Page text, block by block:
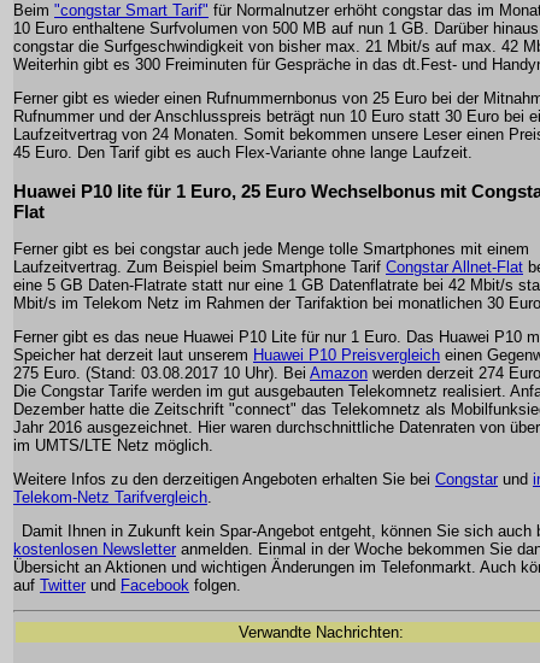
Beim "congstar Smart Tarif" für Normalnutzer erhöht congstar das im
10 Euro enthaltene Surfvolumen von 500 MB auf nun 1 GB. Darüber
congstar die Surfgeschwindigkeit von bisher max. 21 Mbit/s auf max. 42
Weiterhin gibt es 300 Freiminuten für Gespräche in das dt.Fest- und
Ferner gibt es wieder einen Rufnummernbonus von 25 Euro bei der
Rufnummer und der Anschlusspreis beträgt nun 10 Euro statt 30 Euro bei
Laufzeitvertrag von 24 Monaten. Somit bekommen unsere Leser einen
45 Euro. Den Tarif gibt es auch Flex-Variante ohne lange Laufzeit.
Huawei P10 lite für 1 Euro, 25 Euro Wechselbonus mit
Flat
Ferner gibt es bei congstar auch jede Menge tolle Smartphones mit einem
Laufzeitvertrag. Zum Beispiel beim Smartphone Tarif Congstar Allnet-Flat
eine 5 GB Daten-Flatrate statt nur eine 1 GB Datenflatrate bei 42 Mbit/s
Mbit/s im Telekom Netz im Rahmen der Tarifaktion bei monatlichen 30
Ferner gibt es das neue Huawei P10 Lite für nur 1 Euro. Das Huawei P10
Speicher hat derzeit laut unserem Huawei P10 Preisvergleich einen
275 Euro. (Stand: 03.08.2017 10 Uhr). Bei Amazon werden derzeit 274
Die Congstar Tarife werden im gut ausgebauten Telekomnetz realisiert.
Dezember hatte die Zeitschrift "connect" das Telekomnetz als
Jahr 2016 ausgezeichnet. Hier waren durchschnittliche Datenraten von
im UMTS/LTE Netz möglich.
Weitere Infos zu den derzeitigen Angeboten erhalten Sie bei Congstar und
Telekom-Netz Tarifvergleich
Damit Ihnen in Zukunft kein Spar-Angebot entgeht, können Sie sich auch
kostenlosen Newsletter anmelden. Einmal in der Woche bekommen Sie
Übersicht an Aktionen und wichtigen Änderungen im Telefonmarkt. Auch
auf Twitter und Facebook folgen.
Verwandte Nachrichten: